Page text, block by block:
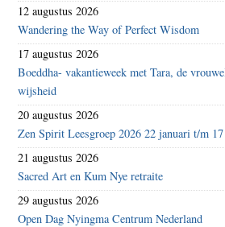
12 augustus 2026
Wandering the Way of Perfect Wisdom
17 augustus 2026
Boeddha- vakantieweek met Tara, de
wijsheid
20 augustus 2026
Zen Spirit Leesgroep 2026 22 januari t/m
21 augustus 2026
Sacred Art en Kum Nye retraite
29 augustus 2026
Open Dag Nyingma Centrum Nederland